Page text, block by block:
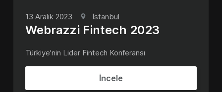
13 Aralık 2023 İstanbul
Webrazzi Fintech 2023
Türkiye'nin Lider Fintech Konferansı
İncele